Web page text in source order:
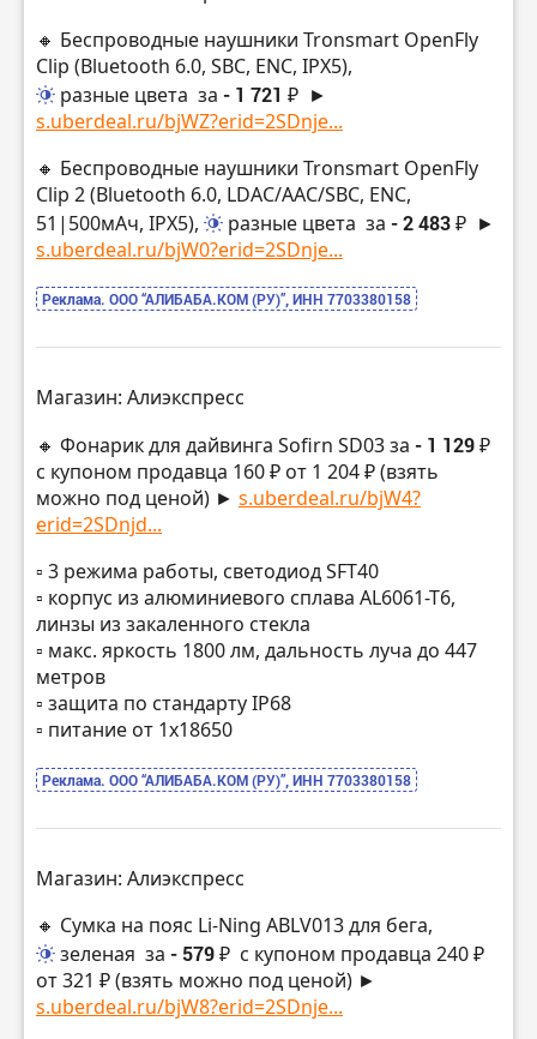
🔸 Беспроводные наушники Tronsmart OpenFly
Clip (Bluetooth 6.0, SBC, ENC, IPX5),
разные цвета за - 1 721 ₽ ►
s.uberdeal.ru/bjWZ?erid=2SDnje...
🔸 Беспроводные наушники Tronsmart OpenFly
Clip 2 (Bluetooth 6.0, LDAC/AAC/SBC, ENC,
51|500мАч, IPX5),
разные цвета за - 2 483 ₽ ►
s.uberdeal.ru/bjW0?erid=2SDnje...
Реклама. ООО “АЛИБАБА.КОМ (РУ)”, ИНН 7703380158
Магазин: Алиэкспресс
🔸 Фонарик для дайвинга Sofirn SD03 за - 1 129 ₽
с купоном продавца 160 ₽ от 1 204 ₽ (взять
можно под ценой) ► s.uberdeal.ru/bjW4?
erid=2SDnjd...
▫️ 3 режима работы, светодиод SFT40
▫️ корпус из алюминиевого сплава AL6061-T6,
линзы из закаленного стекла
▫️ макс. яркость 1800 лм, дальность луча до 447
метров
▫️ защита по стандарту IP68
▫️ питание от 1х18650
Реклама. ООО “АЛИБАБА.КОМ (РУ)”, ИНН 7703380158
Магазин: Алиэкспресс
🔸 Сумка на пояс Li-Ning ABLV013 для бега,
зеленая за - 579 ₽ с купоном продавца 240 ₽
от 321 ₽ (взять можно под ценой) ►
s.uberdeal.ru/bjW8?erid=2SDnje...